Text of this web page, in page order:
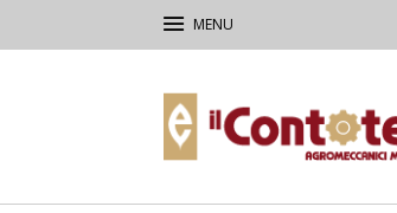
Contoterzista